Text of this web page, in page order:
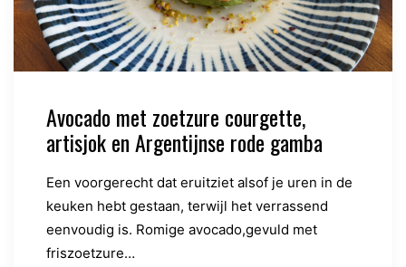
Avocado met zoetzure courgette,
artisjok en Argentijnse rode gamba
Een voorgerecht dat eruitziet alsof je uren in de
keuken hebt gestaan, terwijl het verrassend
eenvoudig is. Romige avocado,gevuld met
friszoetzure…